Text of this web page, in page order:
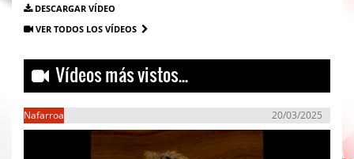
DESCARGAR VÍDEO
VER TODOS LOS VÍDEOS
Vídeos más vistos...
Nafarroa 20/03/2025